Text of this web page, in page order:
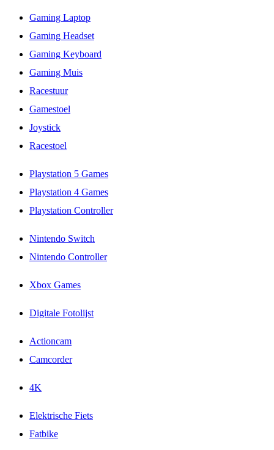
Gaming Laptop
Gaming Headset
Gaming Keyboard
Gaming Muis
Racestuur
Gamestoel
Joystick
Racestoel
Playstation 5 Games
Playstation 4 Games
Playstation Controller
Nintendo Switch
Nintendo Controller
Xbox Games
Digitale Fotolijst
Actioncam
Camcorder
4K
Elektrische Fiets
Fatbike